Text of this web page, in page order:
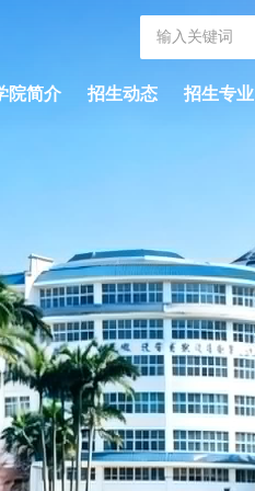
院简介 招生动态 招生专业